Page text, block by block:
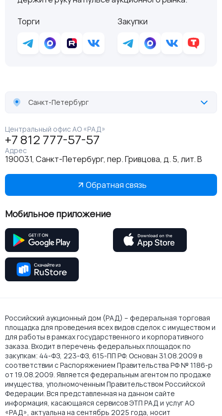
Торги
Закупки
Санкт-Петербург
Центральный офис АО «РАД»
+7 812 777-57-57
Адрес
190031, Санкт-Петербург, пер. Гривцова, д. 5, лит. В
Обратная связь
Мобильное приложение
Российский аукционный дом (РАД) – федеральная торговая
площадка для проведения всех видов сделок с имуществом и
для работы в рамках государственного и корпоративного
заказа. Входит в перечень федеральных площадок по
закупкам: 44-ФЗ, 223-ФЗ, 615-ПП РФ. Основан 31.08.2009 в
соответствии с Распоряжением Правительства РФ № 1186-р
от 19.08.2009. Является федеральным агентом по продаже
имущества, уполномоченным Правительством Российской
Федерации. Вся представленная на данном сайте
информация, касающаяся сервисов ЭТП РАД и услуг АО
«РАД», актуальна на сентябрь 2025 года, носит